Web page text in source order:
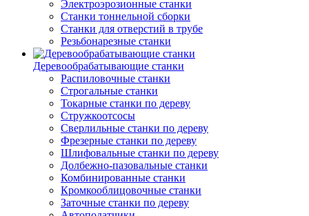
Электроэрозионные станки
Станки тоннельной сборки
Станки для отверстий в трубе
Резьбонарезные станки
Деревообрабатывающие станки
Распиловочные станки
Строгальные станки
Токарные станки по дереву
Стружкоотсосы
Сверлильные станки по дереву
Фрезерные станки по дереву
Шлифовальные станки по дереву
Долбежно-пазовальные станки
Комбинированные станки
Кромкооблицовочные станки
Заточные станки по дереву